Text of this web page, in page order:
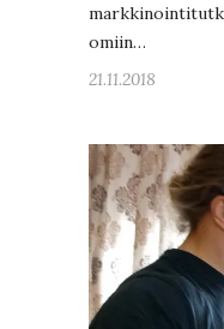
omiin…
21.11.2018